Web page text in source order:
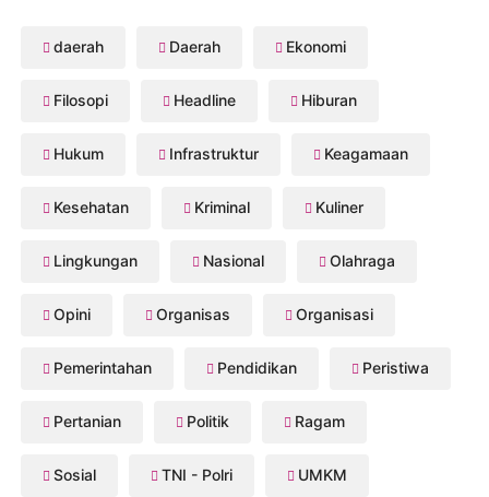
daerah Daerah Ekonomi
Filosopi Headline Hiburan
Hukum Infrastruktur Keagamaan
Kesehatan Kriminal Kuliner
Lingkungan Nasional Olahraga
Opini Organisas Organisasi
Pemerintahan Pendidikan Peristiwa
Pertanian Politik Ragam
Sosial TNI - Polri UMKM